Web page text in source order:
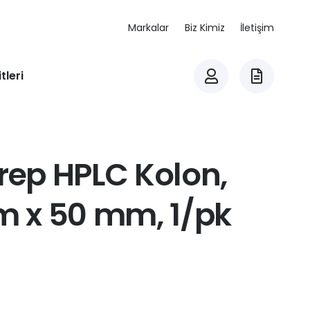
Markalar Biz Kimiz İletişim
HPLC Kolon,
x 50 mm, 1/pk